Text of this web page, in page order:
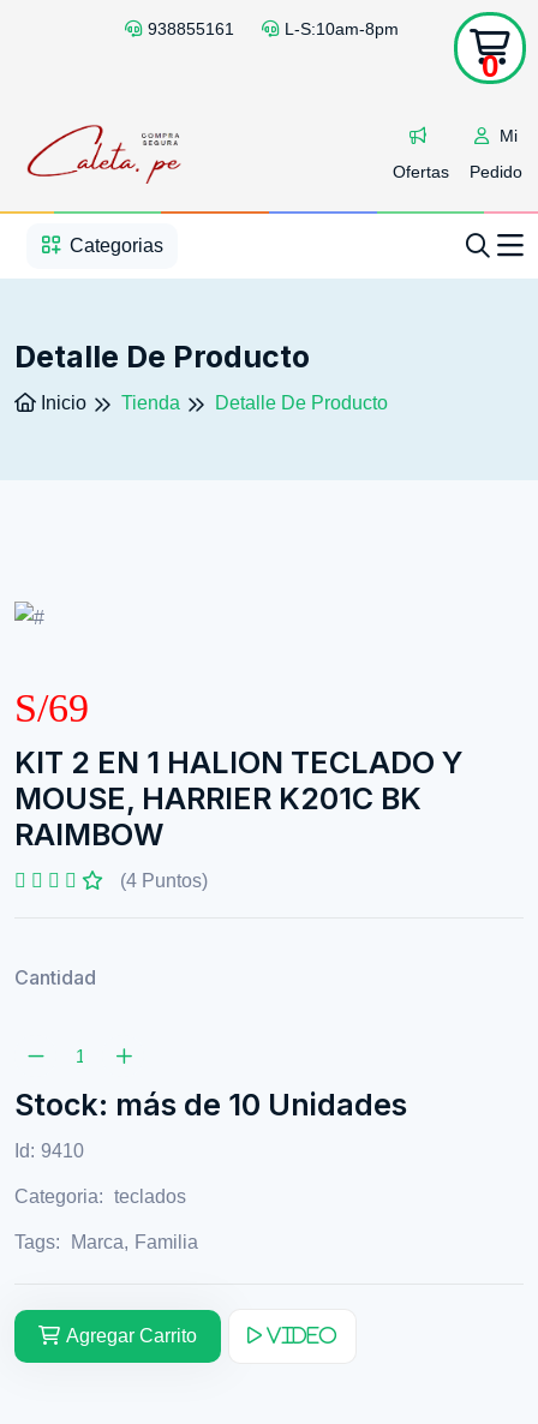
938855161 L-S:10am-8pm
Ofertas
Mi
Pedido
0
Categorias
Detalle De Producto
Inicio Tienda Detalle De Producto
S/69
KIT 2 EN 1 HALION TECLADO Y
MOUSE, HARRIER K201C BK
RAIMBOW
(4 Puntos)
Cantidad
Stock: más de 10 Unidades
Id: 9410
Categoria: teclados
Tags: Marca, Familia
Agregar Carrito Video